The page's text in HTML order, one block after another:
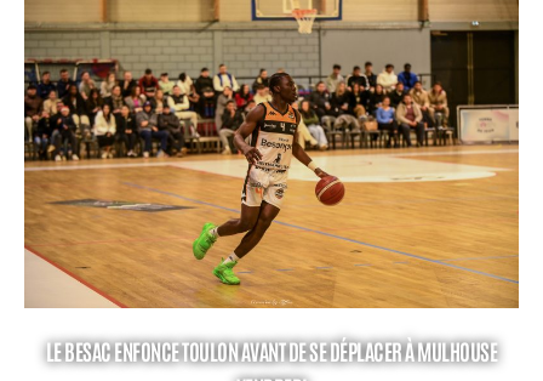
LE BESAC ENFONCE TOULON AVANT DE SE DÉPLACER À MULHOUSE